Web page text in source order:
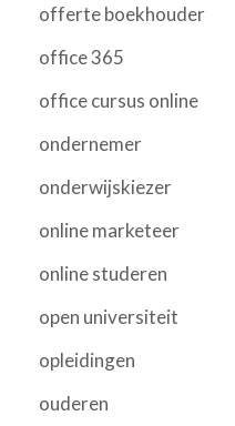
offerte boekhouder
office 365
office cursus online
ondernemer
onderwijskiezer
online marketeer
online studeren
open universiteit
opleidingen
ouderen